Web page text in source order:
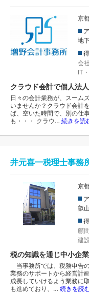
京
地
会
IT
クラウド会計で個人法
日々の会計業務が、スーム
いませんか？クラウド会計
ば、空いた時間で、別の仕
も・・・ クラウ… 続きを読
井元喜一税理士事務
京
叡
顧
建
税の知識を通じ中小企
当事務所では、税務申告
業務のサポートから経営計
成長していけるよう業務に
も進めており、… 続きを読